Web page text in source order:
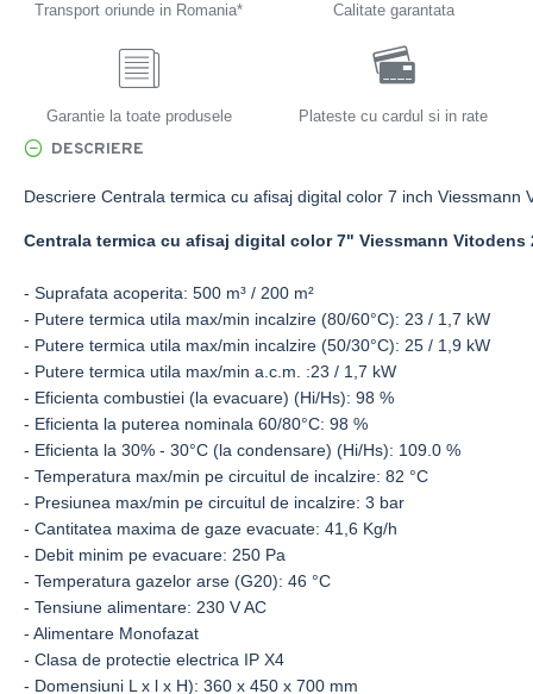
Transport oriunde in Romania* Calitate garantata
Garantie la toate produsele Plateste cu cardul si in rate
DESCRIERE
Descriere Centrala termica cu afisaj digital color 7 inch Viessmann
Centrala termica cu afisaj digital color 7" Viessmann Vitodens
- Suprafata acoperita: 500 m³ / 200 m²
- Putere termica utila max/min incalzire (80/60°C): 23 / 1,7 kW
- Putere termica utila max/min incalzire (50/30°C): 25 / 1,9 kW
- Putere termica utila max/min a.c.m. :23 / 1,7 kW
- Eficienta combustiei (la evacuare) (Hi/Hs): 98 %
- Eficienta la puterea nominala 60/80°C: 98 %
- Eficienta la 30% - 30°C (la condensare) (Hi/Hs): 109.0 %
- Temperatura max/min pe circuitul de incalzire: 82 °C
- Presiunea max/min pe circuitul de incalzire: 3 bar
- Cantitatea maxima de gaze evacuate: 41,6 Kg/h
- Debit minim pe evacuare: 250 Pa
- Temperatura gazelor arse (G20): 46 °C
- Tensiune alimentare: 230 V AC
- Alimentare Monofazat
- Clasa de protectie electrica IP X4
- Domensiuni L x l x H): 360 x 450 x 700 mm